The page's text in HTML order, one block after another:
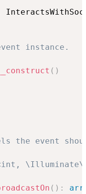
instance.
__construct ( )
the event
( ) :